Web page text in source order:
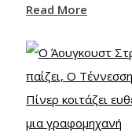
Read More